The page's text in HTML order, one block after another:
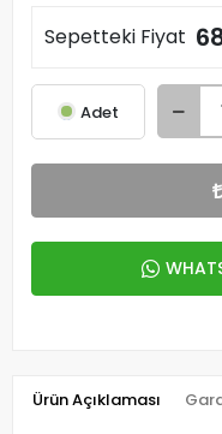
Sepetteki Fiyat
Adet
Ürün Açıklaması